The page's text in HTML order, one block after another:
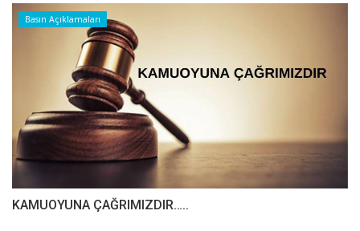
Basın Açıklamaları
​​​​​​​KAMUOYUNA ÇAĞRIMIZDIR…..